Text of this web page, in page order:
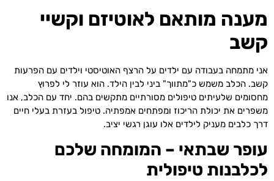
מענה מותאם לאוטיזם וקשיי
קשב
אני מתמחה בעבודה עם ילדים על הרצף האוטיסטי וילדים עם הפרעות
קשב. הכלב משמש כ"מתווך" ביני לבין הילד. הוא עוזר לי לפרוץ
מחסומים שלעיתים טיפולים מסורתיים מתקשים בהם. יחד עם הכלב, אנו
משפרים את יכולת הריכוז ומפתחים אמפתיה. טיפול בעזרת בעלי חיים
דרך כלבים מעניק לילדים אלו עוגן רגשי יציב.
עופר שבתאי – המומחה שלכם
לכלבנות טיפולית